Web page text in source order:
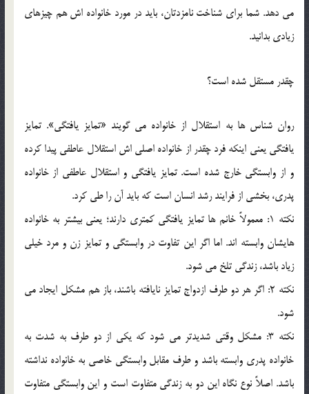
مي دهد. شما براي شناخت نامزدتان، بايد در مورد خانواده اش هم چيزهاي
زيادي بدانيد.
چقدر مستقل شده است؟
روان شناس ها به استقلال از خانواده مي گويند «تمايز يافتگي». تمايز
يافتگي يعني اينکه فرد چقدر از خانواده اصلي اش استقلال عاطفي پيدا کرده
و از وابستگي خارج شده است. تمايز يافتگي و استقلال عاطفي از خانواده
پدري، بخشي از فرايند رشد انسان است که بايد آن را طي کرد.
نکته 1: معمولاً خانم ها تمايز يافتگي کمتري دارند؛ يعني بيشتر به خانواده
هايشان وابسته اند. اما اگر اين تفاوت در وابستگي و تمايز زن و مرد خيلي
زياد باشد، زندگي تلخ مي شود.
نکته 2: اگر هر دو طرف ازدواج تمايز نايافته باشند، باز هم مشکل ايجاد مي
شود.
نکته 3: مشکل وقتي شديدتر مي شود که يکي از دو طرف به شدت به
خانواده پدري وابسته باشد و طرف مقابل وابستگي خاصي به خانواده نداشته
باشد. اصلاً نوع نگاه اين دو به زندگي متفاوت است و اين وابستگي متفاوت